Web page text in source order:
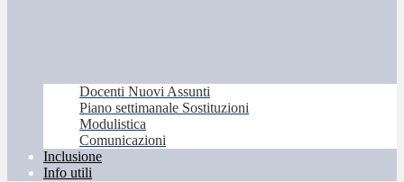
Docenti Nuovi Assunti
Piano settimanale Sostituzioni
Modulistica
Comunicazioni
Inclusione
Info utili